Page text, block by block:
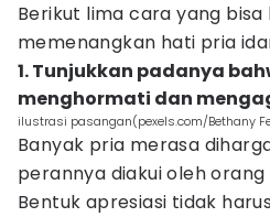
Berikut lima cara yang
memenangkan hati pria
1. Tunjukkan padanya
menghormati dan
ilustrasi pasangan(pexels.com/Bethany
Banyak pria merasa
perannya diakui oleh
Bentuk apresiasi tidak